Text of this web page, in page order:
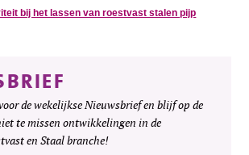
bij het lassen van roestvast stalen pijp
de wekelijkse Nieuwsbrief en blijf op de
te missen ontwikkelingen in de
en Staal branche!